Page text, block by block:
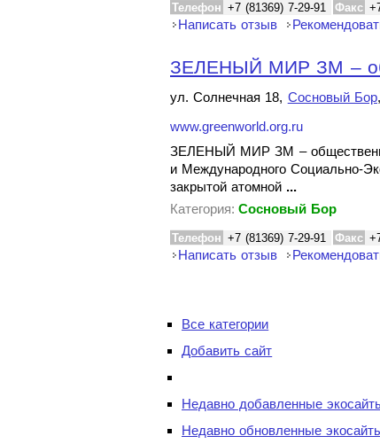
Телефон +7 (81369) 7-29-91 Факс
Написать отзыв
ЗЕЛЕНЫЙ МИР ЗМ –
ул. Солнечная 18, Сосновый Бор,
www.greenworld.org.ru
ЗЕЛЕНЫЙ МИР ЗМ –
и Международного Социально-
закрытой атомной ...
Категория: Сосновый Бор
Телефон +7 (81369) 7-29-91 Факс
Написать отзыв
Все категории
Добавить сайт
Недавно добавленные
Недавно обновленные